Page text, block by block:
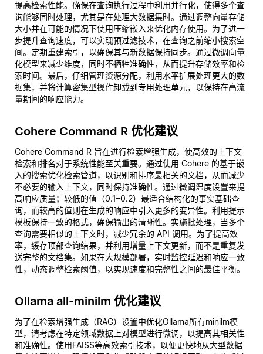
提高检索性能。确保在查询执行过程中利用并行化，使得多个查
询能够同时处理，尤其是在处理大数据集时。通过调整向量存储
大小并在可能的情况下使用压缩嵌入来优化内存使用。为了进一
步提升查询速度，可以实现预过滤技术，在查询之前缩小搜索空
间。定期重建索引，以确保其与新数据保持同步。通过微调向量
化模型来减少维度，同时不牺牲准确性，从而提升存储效率和检
索时间。最后，仔细管理资源分配，利用水平扩展处理更大的数
据集，并将计算密集型操作卸载到专用处理单元，以保持在高流
量期间的响应能力。
Cohere Command R 优化建议
Cohere Command R 旨在进行检索增强生成，使高效的上下文
检索和排名对于系统性能至关重要。通过使用 Cohere 的基于嵌
入的搜索优化检索管道，以识别和排序最相关的文档，从而减少
不必要的输入上下文，同时保持准确性。通过微调温度设置来提
高响应质量；较低的值（0.1–0.2）最适合结构化的事实基础查
询，而较高的值则在生成的响应中引入更多的变异性。利用提示
模板保持一致的格式，确保输出的清晰性。实施批处理，当多个
查询需要相似的上下文时，减少冗余的 API 调用。为了提高效
率，缓存顶部查询结果，并利用增量上下文更新，而不是重复发
送完整的文档集。如果在大规模部署，实时监控延迟和响应一致
性，动态调整检索阈值，以实现速度和完整性之间的最佳平衡。
Ollama all-minilm 优化建议
为了在检索增强生成（RAG）设置中优化Ollama所有minilm模
型，请考虑在特定领域数据上对模型进行微调，以提高其相关性
和准确性。使用FAISS等高效索引技术，以便更快地从大型数据